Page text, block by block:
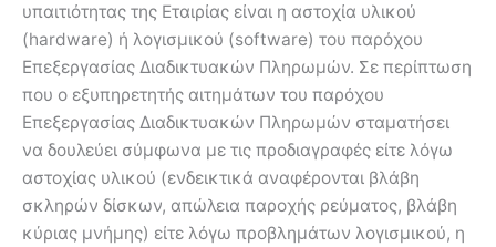
υπαιτιότητας της Εταιρίας είναι η αστοχία υλικού
(hardware) ή λογισμικού (software) του παρόχου
Επεξεργασίας Διαδικτυακών Πληρωμών. Σε περίπτωση
που ο εξυπηρετητής αιτημάτων του παρόχου
Επεξεργασίας Διαδικτυακών Πληρωμών σταματήσει
να δουλεύει σύμφωνα με τις προδιαγραφές είτε λόγω
αστοχίας υλικού (ενδεικτικά αναφέρονται βλάβη
σκληρών δίσκων, απώλεια παροχής ρεύματος, βλάβη
κύριας μνήμης) είτε λόγω προβλημάτων λογισμικού, η